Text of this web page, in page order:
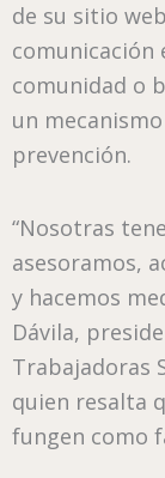
de su sitio
comunicación
comunidad o
un
prevención.
“Nosotras
asesoramos,
y hacemos
Dávila,
Trabajadoras
quien resalta
fungen como